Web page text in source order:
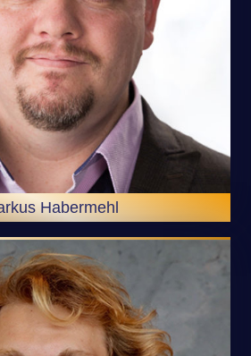
Habermehl